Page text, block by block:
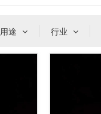
用途 行业